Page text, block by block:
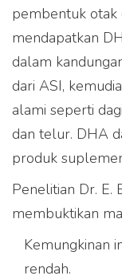
pembentuk otak
mendapatkan
dalam
dari ASI,
alami seperti
dan telur. DHA
produk
Penelitian Dr. E.
membuktikan
Kemungkinan
rendah.